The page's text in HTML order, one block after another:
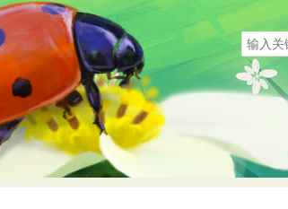
搜
索
关
键
字